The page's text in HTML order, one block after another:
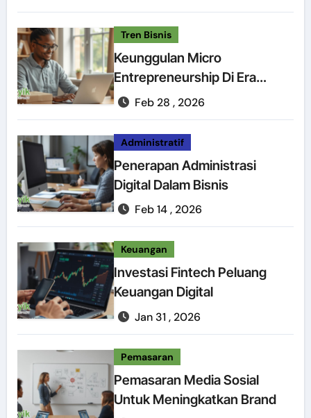
Tren Bisnis
Keunggulan Micro
Entrepreneurship Di Era
DigitalFeb 28 , 2026
Administratif
Penerapan Administrasi
Digital Dalam Bisnis
Feb 14 , 2026
Keuangan
Investasi Fintech Peluang
Keuangan Digital
Jan 31 , 2026
Pemasaran
Pemasaran Media Sosial
Untuk Meningkatkan Brand